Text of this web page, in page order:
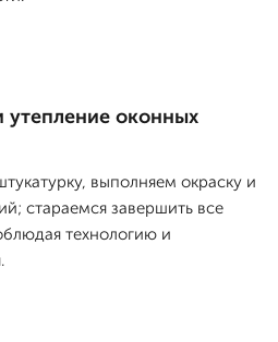
оконных
выполняем окраску и
стараемся завершить все
технологию и